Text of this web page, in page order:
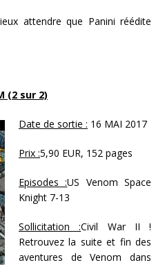
attendre que Panini réédite
(2 sur 2)
Date de sortie : 16 MAI 2017
Prix :5,90 EUR, 152 pages
Episodes :US Venom Space
Knight 7-13
Sollicitation :Civil War II !
Retrouvez la suite et fin des
aventures de Venom dans